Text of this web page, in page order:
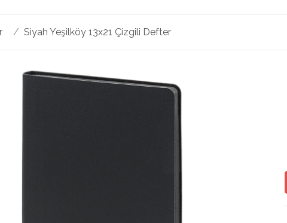
Siyah Yeşilköy 13x21 Çizgili Defter